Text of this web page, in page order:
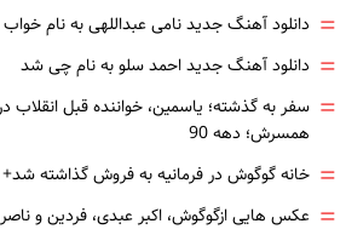
= دانلود آهنگ جدید نامی عبداللهی به نام
= دانلود آهنگ جدید احمد سلو به نام چی شد
= سفر به گذشته؛ یاسمین، خواننده قبل انقلاب
همسرش؛ دهه 90
= خانه گوگوش در فرمانیه به فروش گذاشته
= عکس هایی ازگوگوش، اکبر عبدی، فردین و